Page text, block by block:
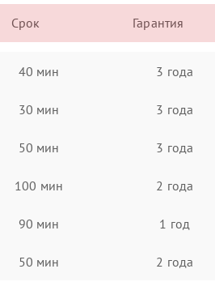
Срок Гарантия
40 мин 3 года
30 мин 3 года
50 мин 3 года
100 мин 2 года
90 мин 1 год
50 мин 2 года